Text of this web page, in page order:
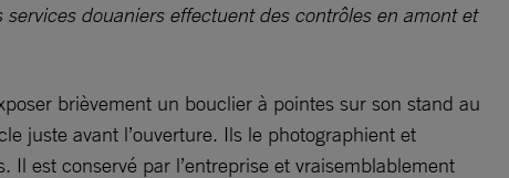
douaniers effectuent des contrôles en amont et
brièvement un bouclier à pointes sur son stand au
juste avant l’ouverture. Ils le photographient et
est conservé par l’entreprise et vraisemblablement